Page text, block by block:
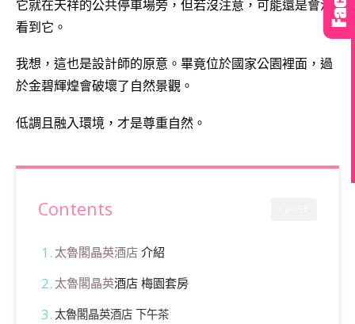
它就在天祥的公共停車場旁，但若沒注意，可能還是會沒
看到它。
我想，這也是設計師的原意。畢竟位於國家公園裡面，過
於金碧輝煌會破壞了自然景觀。
低調且融入環境，才是尊重自然。
Contents
太魯閣晶英酒店介紹
太魯閣晶英酒店 梅園套房
太魯閣晶英酒店 下午茶